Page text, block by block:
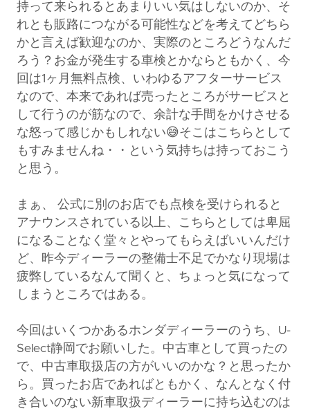
持って来られるとあまりいい気はしないのか、そ
れとも販路につながる可能性などを考えてどちら
かと言えば歓迎なのか、実際のところどうなんだ
ろう？お金が発生する車検とかならともかく、今
回は1ヶ月無料点検、いわゆるアフターサービス
なので、本来であれば売ったところがサービスと
して行うのが筋なので、余計な手間をかけさせる
な怒って感じかもしれない😅そこはこちらとして
もすみませんね・・という気持ちは持っておこう
と思う。
まぁ、 公式に別のお店でも点検を受けられると
アナウンスされている以上、こちらとしては卑屈
になることなく堂々とやってもらえばいいんだけ
ど、昨今ディーラーの整備士不足でかなり現場は
疲弊しているなんて聞くと、ちょっと気になって
しまうところではある。
今回はいくつかあるホンダディーラーのうち、U-
Select静岡でお願いした。中古車として買ったの
で、中古車取扱店の方がいいのかな？と思ったか
ら。買ったお店であればともかく、なんとなく付
き合いのない新車取扱ディーラーに持ち込むのは